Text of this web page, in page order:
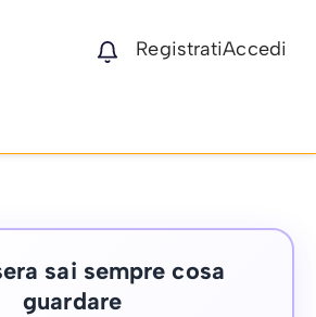
RegistratiAccedi
sai sempre cosa
guardare